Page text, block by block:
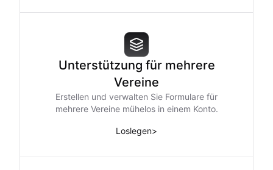
Unterstützung für mehrere
Vereine
Erstellen und verwalten Sie Formulare für
mehrere Vereine mühelos in einem Konto.
Loslegen>